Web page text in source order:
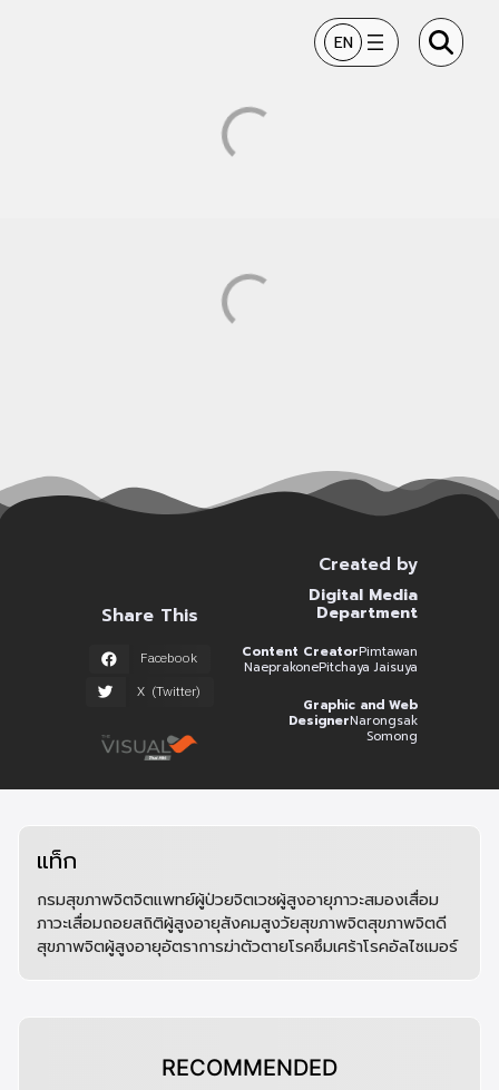
EN
Share This
Facebook
X (Twitter)
Created by
Digital Media
Department
Content CreatorPimtawan
NaeprakonePitchaya Jaisuya
Graphic and Web
DesignerNarongsak
Somong
แท็ก
กรมสุขภาพจิตจิตแพทย์ผู้ป่วยจิตเวชผู้สูงอายุภาวะสมองเสื่อม
ภาวะเสื่อมถอยสถิติผู้สูงอายุสังคมสูงวัยสุขภาพจิตสุขภาพจิตดี
สุขภาพจิตผู้สูงอายุอัตราการฆ่าตัวตายโรคซึมเศร้าโรคอัลไซเมอร์
RECOMMENDED